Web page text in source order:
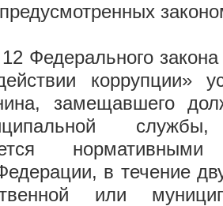
12 Федерального
коррупции»
замещавшего
в течение
или